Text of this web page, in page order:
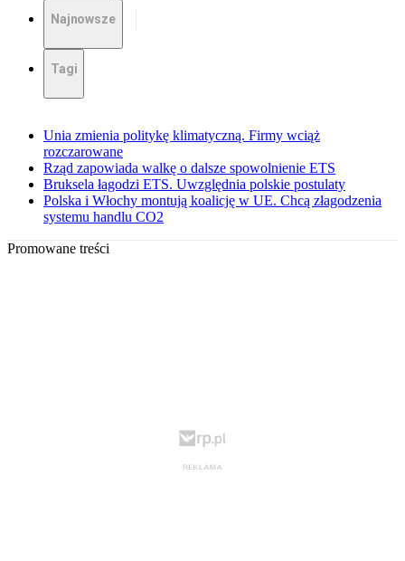
Najnowsze
Tagi
Unia zmienia politykę klimatyczną. Firmy wciąż
rozczarowane
Rząd zapowiada walkę o dalsze spowolnienie ETS
Bruksela łagodzi ETS. Uwzględnia polskie postulaty
Polska i Włochy montują koalicję w UE. Chcą złagodzenia
systemu handlu CO2
Promowane treści